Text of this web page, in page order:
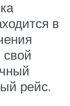
в
рейс.